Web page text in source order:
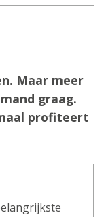
Maar meer
graag.
profiteert